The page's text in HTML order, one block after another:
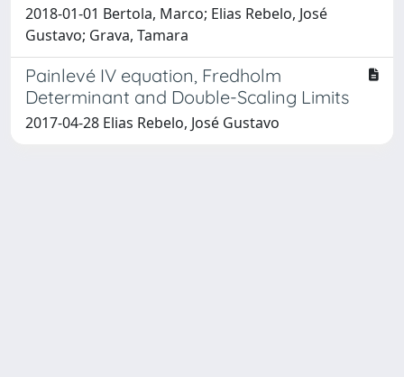
2018-01-01 Bertola, Marco; Elias Rebelo, José
Gustavo; Grava, Tamara
Painlevé IV equation, Fredholm
Determinant and Double-Scaling Limits
2017-04-28 Elias Rebelo, José Gustavo